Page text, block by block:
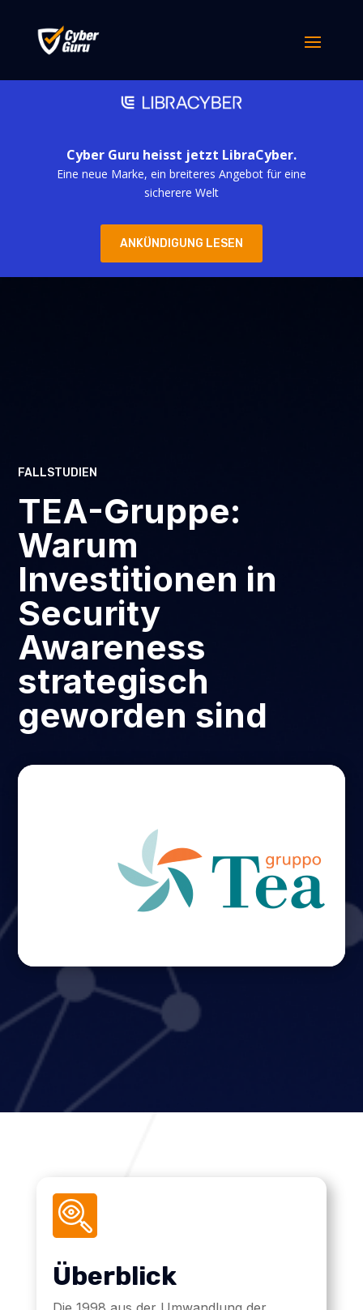
Cyber Guru heisst jetzt LibraCyber.
Eine neue Marke, ein breiteres Angebot für eine
sicherere Welt
ANKÜNDIGUNG LESEN
FALLSTUDIEN
TEA-Gruppe:
Warum
Investitionen in
Security
Awareness
strategisch
geworden sind
Überblick